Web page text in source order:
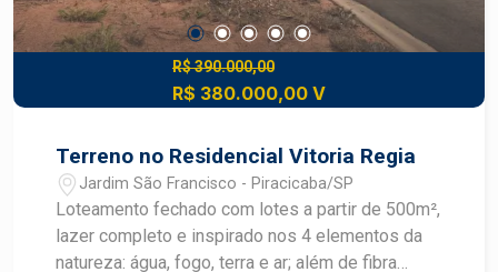
Play - Fiação subterrânea e fibra ótica - Calçadas
acessíveis - Portaria inteligente - Arborização
em áreas verdesR$ 390.000,00
R$ 380.000,00 V
Terreno no Residencial Vitoria Regia
Jardim São Francisco - Piracicaba/SP
Loteamento fechado com lotes a partir de 500m²,
lazer completo e inspirado nos 4 elementos da
natureza: água, fogo, terra e ar; além de fibra